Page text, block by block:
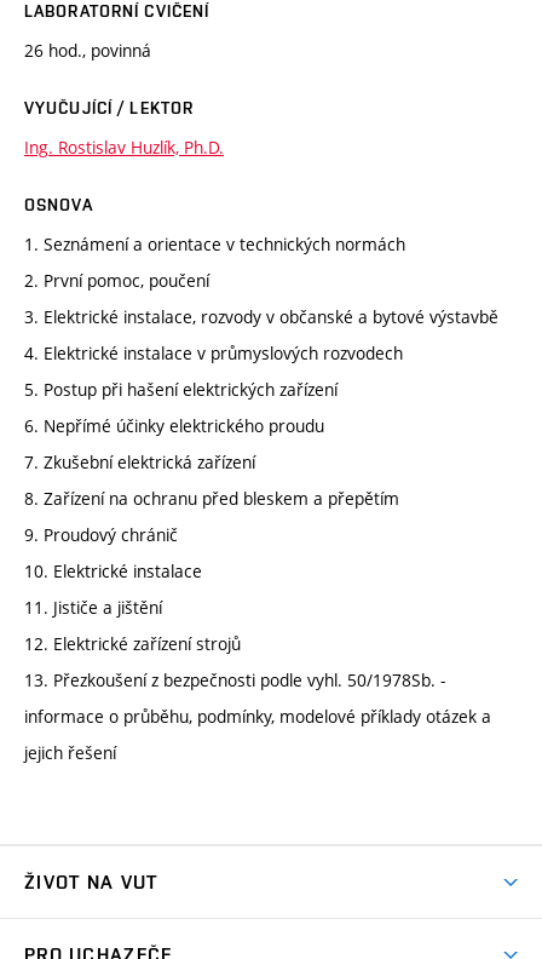
LABORATORNÍ CVIČENÍ
26 hod., povinná
VYUČUJÍCÍ / LEKTOR
Ing. Rostislav Huzlík, Ph.D.
OSNOVA
1. Seznámení a orientace v technických normách
2. První pomoc, poučení
3. Elektrické instalace, rozvody v občanské a bytové výstavbě
4. Elektrické instalace v průmyslových rozvodech
5. Postup při hašení elektrických zařízení
6. Nepřímé účinky elektrického proudu
7. Zkušební elektrická zařízení
8. Zařízení na ochranu před bleskem a přepětím
9. Proudový chránič
10. Elektrické instalace
11. Jističe a jištění
12. Elektrické zařízení strojů
13. Přezkoušení z bezpečnosti podle vyhl. 50/1978Sb. -
informace o průběhu, podmínky, modelové příklady otázek a
jejich řešení
ŽIVOT NA VUT